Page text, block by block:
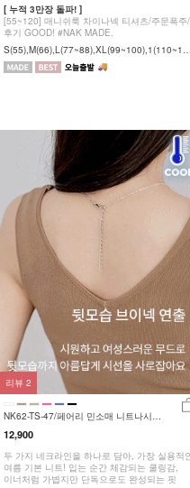
[ 누적 3만장 돌파! ]
[55~120] 매니쉬룩 차이나넥 티셔츠/주문폭주/
후기 GOOD! #NAK MADE.
S(55),M(66),L(77~88),XL(99~100),1(110~12
0)
NK62-TS-47/페어리 민소매 니트나시
_YN
12,900
두 가지 네크라인을 하나로 담아, 가장 실용적
여름 기본 니트! 입는 순간 체감되는 쿨링감,
이너처럼 가볍지만 단독으로도 완성되는 핏
리뷰 2